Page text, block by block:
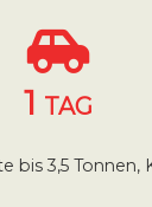
1 TAG
bis 3,5 Tonnen,